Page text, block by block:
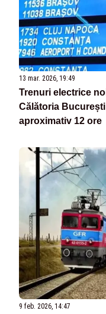
13 mar. 2026, 19:49
Trenuri electrice
Călătoria
aproximativ 12 ore
9 feb. 2026, 14:47